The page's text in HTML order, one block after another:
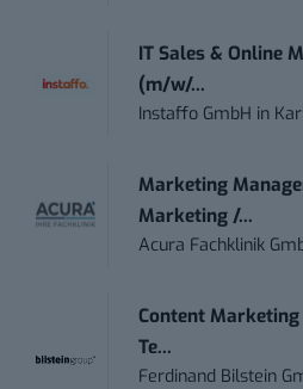
IT Sales & Online
(m/w/...
Instaffo GmbH in
Marketing
Marketing /...
Acura Fachklinik
Content
Te...
Ferdinand Bilstein